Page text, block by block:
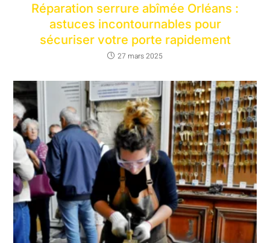
Réparation serrure abîmée Orléans :
astuces incontournables pour
sécuriser votre porte rapidement
27 mars 2025